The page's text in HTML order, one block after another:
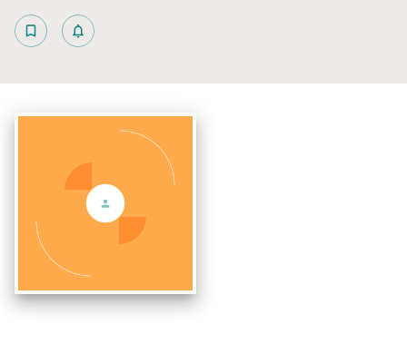
bookmark_border notifications_none_outlined